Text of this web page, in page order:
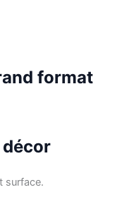
format
surface.